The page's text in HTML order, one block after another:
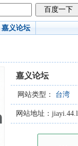
嘉义论坛
嘉义论坛
网站类型： 台湾
网站地址：